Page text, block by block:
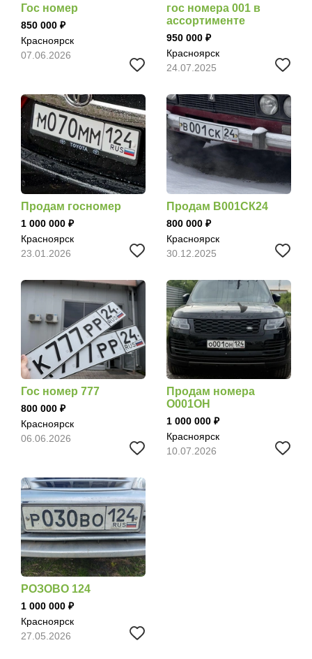
Гос номер
850 000
Красноярск
07.06.2026
гос номера 001 в
ассортименте
950 000
Красноярск
24.07.2025
Продам госномер
1 000 000
Красноярск
23.01.2026
Продам В001СК24
800 000
Красноярск
30.12.2025
Гос номер 777
800 000
Красноярск
06.06.2026
Продам номера
О001ОН
1 000 000
Красноярск
10.07.2026
РОЗОВО 124
1 000 000
Красноярск
27.05.2026